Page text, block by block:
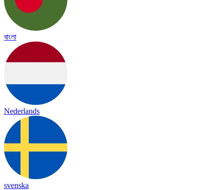
বাংলা
Nederlands
svenska